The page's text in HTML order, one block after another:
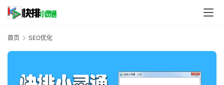
首页 SEO优化